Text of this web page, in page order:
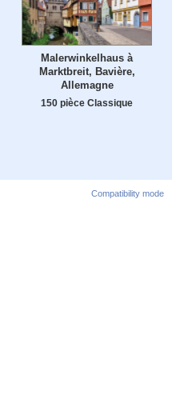
Malerwinkelhaus à
Marktbreit, Bavière,
Allemagne
150 pièce Classique
Compatibility mode